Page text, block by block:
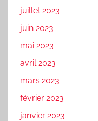
juillet 2023
juin 2023
mai 2023
avril 2023
mars 2023
février 2023
janvier 2023